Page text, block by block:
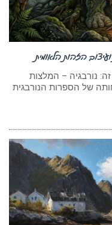
הזהות הלאומית
07-2026 ראו באתר זה: נורבגיה – המלצות
של הספרות הנורבגית